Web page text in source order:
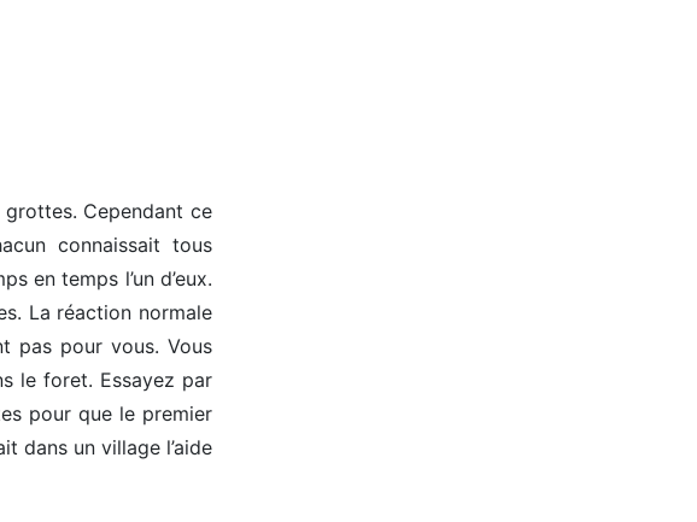
grottes. Cependant ce
connaissait tous
en temps l’un d’eux.
La réaction normale
pas pour vous. Vous
le foret. Essayez par
pour que le premier
dans un village l’aide